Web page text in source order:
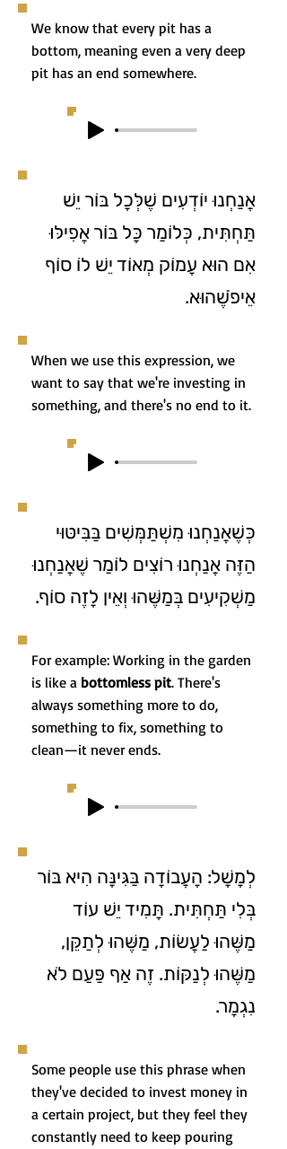
We know that every pit has a
bottom, meaning even a very deep
pit has an end somewhere.
אֲנַחְנוּ יוֹדְעִים שֶׁלְּכָל בּוֹר יֵשׁ
תַּחְתִּית, כְּלוֹמַר כָּל בּוֹר אֲפִילּוּ
אִם הוּא עָמוֹק מְאוֹד יֵשׁ לוֹ סוֹף
אֵיפֹשֶׁהוּא.
When we use this expression, we
want to say that we're investing in
something, and there's no end to it.
כְּשֶׁאֲנַחְנוּ מִשְׁתַּמְּשִׁים בַּבִּיטּוּי
הַזֶּה אֲנַחְנוּ רוֹצִים לוֹמַר שֶׁאֲנַחְנוּ
מַשְׁקִיעִים בְּמַשֶּׁהוּ וְאֵין לָזֶה סוֹף.
For example: Working in the garden
is like a bottomless pit. There's
always something more to do,
something to fix, something to
clean—it never ends.
לְמָשָׁל: הָעֲבוֹדָה בַּגִּינָּה הִיא בּוֹר
בְּלִי תַּחְתִּית. תָּמִיד יֵשׁ עוֹד
מַשֶּׁהוּ לַעֲשׂוֹת, מַשֶּׁהוּ לְתַקֵּן,
מַשֶּׁהוּ לְנַקּוֹת. זֶה אַף פַּעַם לֹא
נִגְמָר.
Some people use this phrase when
they've decided to invest money in
a certain project, but they feel they
constantly need to keep pouring